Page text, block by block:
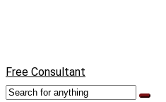
Free Consultant